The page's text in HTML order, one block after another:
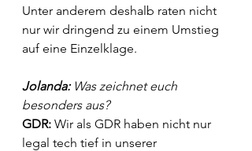
Unter anderem deshalb raten nicht
nur wir dringend zu einem Umstieg
auf eine Einzelklage.
Jolanda: Was zeichnet euch
besonders aus?
GDR: Wir als GDR haben nicht nur
legal tech tief in unserer